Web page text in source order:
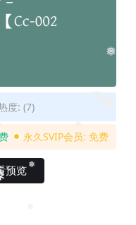
❅
❅
度: (7)
永久SVIP会员: 免费
预览